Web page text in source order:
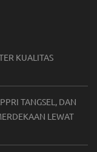
KUALITAS
TANGSEL, DAN
LEWAT